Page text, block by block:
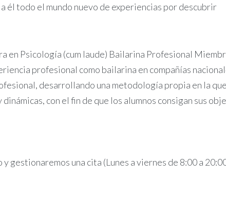
él todo el mundo nuevo de experiencias por descubrir
en Psicología (cum laude) Bailarina Profesional
profesional como bailarina en compañías
desarrollando una metodología propia en la
con el fin de que los alumnos consigan sus
y gestionaremos una cita (Lunes a viernes de 8:00 a